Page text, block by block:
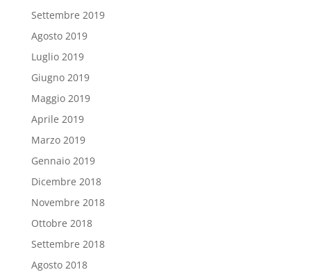
Settembre 2019
Agosto 2019
Luglio 2019
Giugno 2019
Maggio 2019
Aprile 2019
Marzo 2019
Gennaio 2019
Dicembre 2018
Novembre 2018
Ottobre 2018
Settembre 2018
Agosto 2018